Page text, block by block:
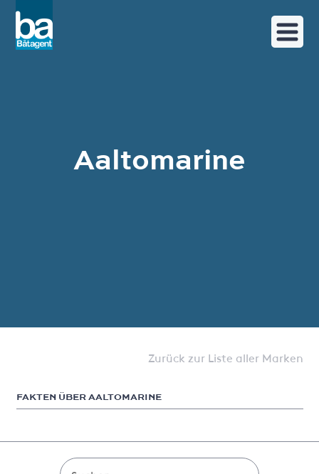
Aaltomarine
Zurück zur Liste aller Marken
FAKTEN ÜBER AALTOMARINE